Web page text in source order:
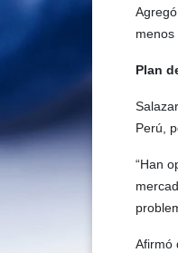
menos
Plan
Perú,
“Han
Afirmó